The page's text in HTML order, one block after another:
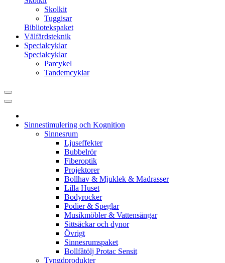
Skolkit
Tuggisar
Bibliotekspaket
Välfärdsteknik
Specialcyklar
Specialcyklar
Parcykel
Tandemcyklar
Sinnestimulering och Kognition
Sinnesrum
Ljuseffekter
Bubbelrör
Fiberoptik
Projektorer
Bollhav & Mjuklek & Madrasser
Lilla Huset
Bodyrocker
Podier & Speglar
Musikmöbler & Vattensängar
Sittsäckar och dynor
Övrigt
Sinnesrumspaket
Bollfåtölj Protac Sensit
Tyngdprodukter